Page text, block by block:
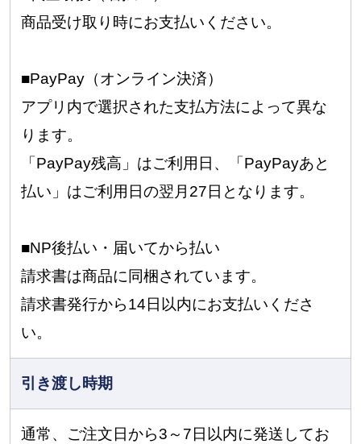
商品受け取り時にお支払いください。
■PayPay（オンライン決済）
アプリ内で選択された支払方法によって異な
ります。
「PayPay残高」はご利用日、「PayPayあと
払い」はご利用日の翌月27日となります。
■NP後払い・届いてから払い
請求書は商品に同梱されています。
請求書発行から14日以内にお支払いくださ
い。
引き渡し時期
通常、ご注文日から3～7日以内に発送してお